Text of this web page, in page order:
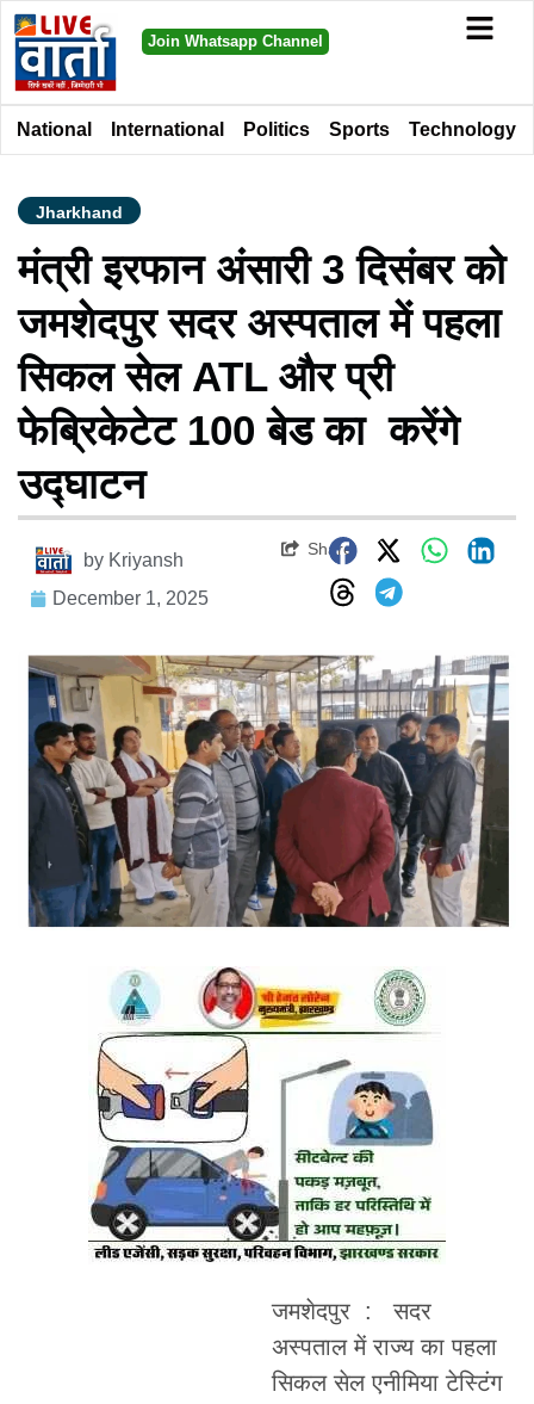
Join Whatsapp Channel
National International Politics Sports Technology
Jharkhand
मंत्री इरफान अंसारी 3 दिसंबर को
जमशेदपुर सदर अस्पताल में पहला
सिकल सेल ATL और प्री
फेब्रिकेटेट 100 बेड का करेंगे
उद्घाटन
by Kriyansh
December 1, 2025
Share
जमशेदपुर : सदर
अस्पताल में राज्य का पहला
सिकल सेल एनीमिया टेस्टिंग